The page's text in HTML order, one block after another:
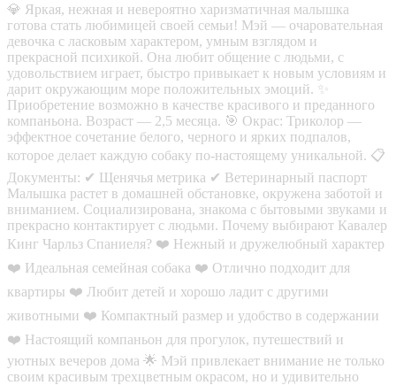
💎 Яркая, нежная и невероятно харизматичная малышка
готова стать любимицей своей семьи! Мэй — очаровательная
девочка с ласковым характером, умным взглядом и
прекрасной психикой. Она любит общение с людьми, с
удовольствием играет, быстро привыкает к новым условиям и
дарит окружающим море положительных эмоций. ✨
Приобретение возможно в качестве красивого и преданного
компаньона. Возраст — 2,5 месяца. 🎯 Окрас: Триколор —
эффектное сочетание белого, черного и ярких подпалов,
которое делает каждую собаку по-настоящему уникальной. 📋
Документы: ✔ Щенячья метрика ✔ Ветеринарный паспорт
Малышка растет в домашней обстановке, окружена заботой и
вниманием. Социализирована, знакома с бытовыми звуками и
прекрасно контактирует с людьми. Почему выбирают Кавалер
Кинг Чарльз Спаниеля? ❤️ Нежный и дружелюбный характер
❤️ Идеальная семейная собака ❤️ Отлично подходит для
квартиры ❤️ Любит детей и хорошо ладит с другими
животными ❤️ Компактный размер и удобство в содержании
❤️ Настоящий компаньон для прогулок, путешествий и
уютных вечеров дома 🌟 Мэй привлекает внимание не только
своим красивым трехцветным окрасом, но и удивительно